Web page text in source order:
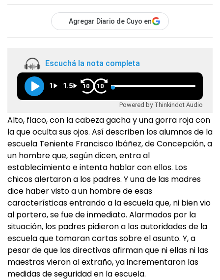
Agregar Diario de Cuyo en
Escuchá la nota completa
1 1.5 10 10
Powered by Thinkindot Audio
Alto, flaco, con la cabeza gacha y una gorra roja con
la que oculta sus ojos. Así describen los alumnos de la
escuela Teniente Francisco Ibáñez, de Concepción, a
un hombre que, según dicen, entra al
establecimiento e intenta hablar con ellos. Los
chicos alertaron a los padres. Y una de las madres
dice haber visto a un hombre de esas
características entrando a la escuela que, ni bien vio
al portero, se fue de inmediato. Alarmados por la
situación, los padres pidieron a las autoridades de la
escuela que tomaran cartas sobre el asunto. Y, a
pesar de que las directivas afirman que ni ellas ni las
maestras vieron al extraño, ya incrementaron las
medidas de seguridad en la escuela.